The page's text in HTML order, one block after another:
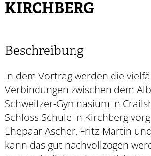
KIRCHBERG
Beschreibung
In dem Vortrag werden die
Verbindungen zwischen dem
Schweitzer-Gymnasium in
Schloss-Schule in Kirchberg
Ehepaar Ascher, Fritz-Martin
kann das gut nachvollzogen